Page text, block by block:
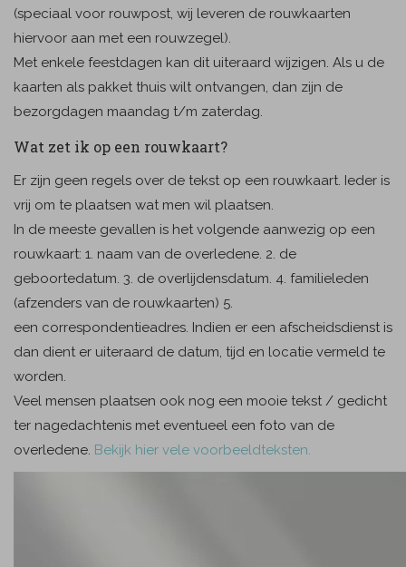
(speciaal voor rouwpost, wij leveren de rouwkaarten
hiervoor aan met een rouwzegel).
Met enkele feestdagen kan dit uiteraard wijzigen. Als u de
kaarten als pakket thuis wilt ontvangen, dan zijn de
bezorgdagen maandag t/m zaterdag.
Wat zet ik op een rouwkaart?
Er zijn geen regels over de tekst op een rouwkaart. Ieder is
vrij om te plaatsen wat men wil plaatsen.
In de meeste gevallen is het volgende aanwezig op een
rouwkaart: 1. naam van de overledene. 2. de
geboortedatum. 3. de overlijdensdatum. 4. familieleden
(afzenders van de rouwkaarten) 5.
een correspondentieadres. Indien er een afscheidsdienst is
dan dient er uiteraard de datum, tijd en locatie vermeld te
worden.
Veel mensen plaatsen ook nog een mooie tekst / gedicht
ter nagedachtenis met eventueel een foto van de
overledene. Bekijk hier vele voorbeeldteksten.